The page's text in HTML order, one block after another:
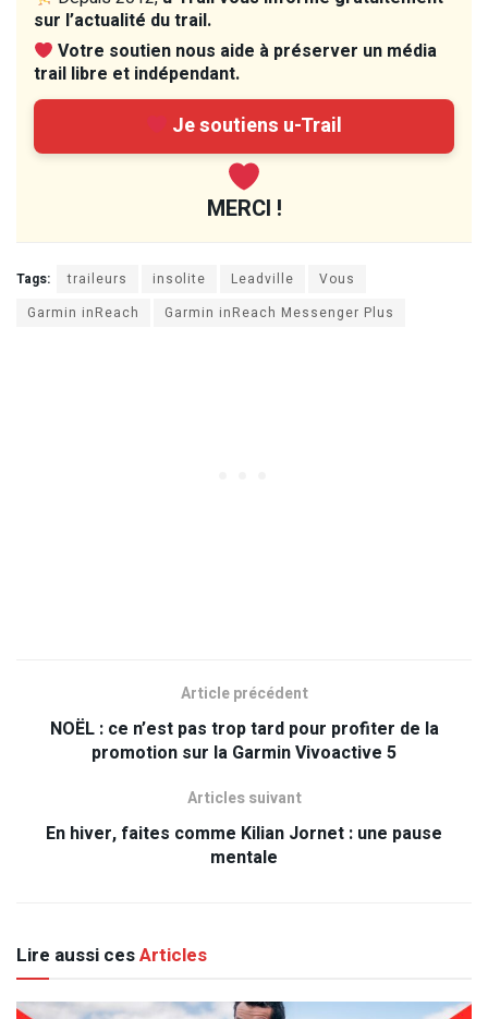
sur l’actualité du trail.
Votre soutien nous aide à préserver un média
trail libre et indépendant.
Je soutiens u-Trail
MERCI !
Tags: traileurs insolite Leadville
Vous
Garmin inReach
Garmin inReach Messenger Plus
Article précédent
NOËL : ce n’est pas trop tard pour profiter de la
promotion sur la Garmin Vivoactive 5
Articles suivant
En hiver, faites comme Kilian Jornet : une pause
mentale
Lire aussi cesArticles